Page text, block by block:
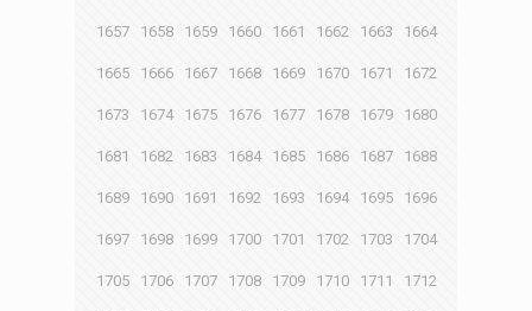
1657 1658 1659 1660 1661 1662 1663 1664
1665 1666 1667 1668 1669 1670 1671 1672
1673 1674 1675 1676 1677 1678 1679 1680
1681 1682 1683 1684 1685 1686 1687 1688
1689 1690 1691 1692 1693 1694 1695 1696
1697 1698 1699 1700 1701 1702 1703 1704
1705 1706 1707 1708 1709 1710 1711 1712